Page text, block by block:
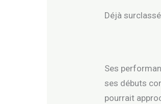
Déjà
Ses
ses débuts
pourrait